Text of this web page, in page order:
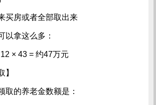
买房或者全部取出来
以拿这么多：
× 43 = 约47万元
】
取的养老金数额是：